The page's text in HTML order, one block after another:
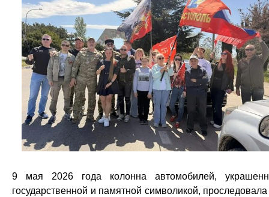
9 мая 2026 года колонна автомобилей,
государственной и памятной символикой,